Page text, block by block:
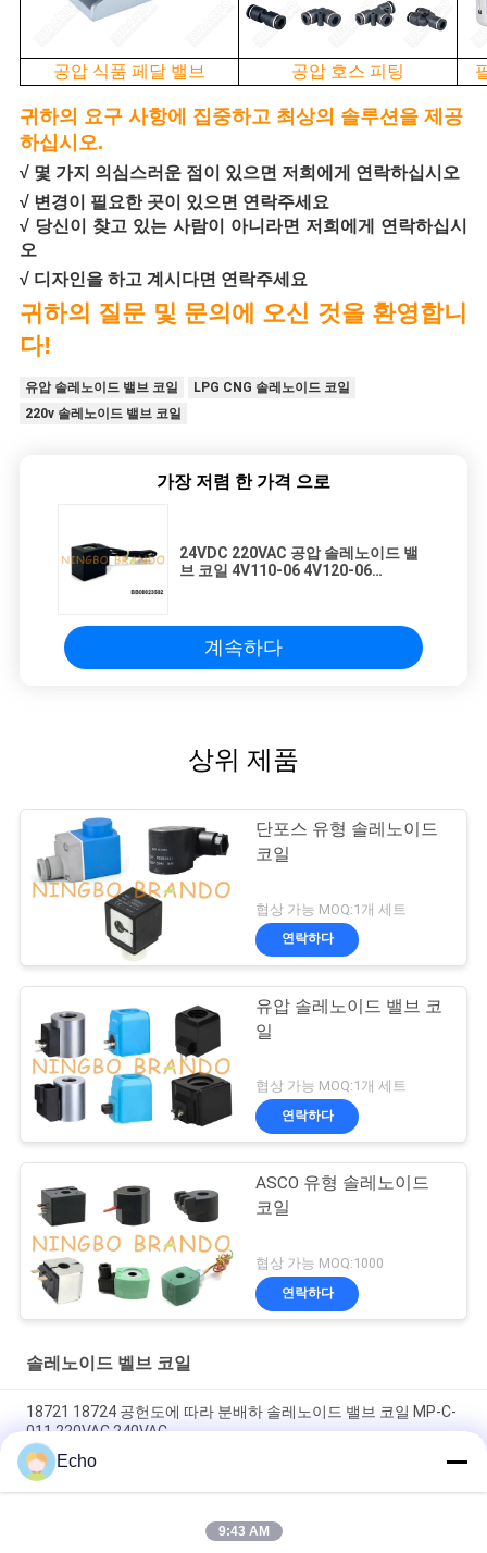
공압 식품 페달 밸브 공압 호스 피팅
귀하의 요구 사항에 집중하고 최상의 솔루션을 제공
하십시오.
√ 몇 가지 의심스러운 점이 있으면 저희에게 연락하십시오
√ 변경이 필요한 곳이 있으면 연락주세요
√ 당신이 찾고 있는 사람이 아니라면 저희에게 연락하십시
오
√ 디자인을 하고 계시다면 연락주세요
귀하의 질문 및 문의에 오신 것을 환영합니
다!
유압 솔레노이드 밸브 코일
LPG CNG 솔레노이드 코일
220v 솔레노이드 밸브 코일
가장 저렴 한 가격 으로
24VDC 220VAC 공압 솔레노이드 밸
브 코일 4V110-06 4V120-06
계속하다
상위 제품
단포스 유형 솔레노이드
코일
협상 가능 MOQ:1개 세트
연락하다
유압 솔레노이드 밸브 코
일
협상 가능 MOQ:1개 세트
연락하다
ASCO 유형 솔레노이드
코일
협상 가능 MOQ:1000
연락하다
솔레노이드 벨브 코일
18721 18724 공헌도에 따라 분배하 솔레노이드 밸브 코일 MP-C-
011 220VAC 240VAC
6013 6014 Ｃ 솔레노이드 밸브 코일 24V DC 110V 230V 50Hz 8W
11W 15W
솔레노이드 밸브 코일 EVI 7/9 12V 24V 110V 220V 4.8W 6.5W
Echo
9:43 AM